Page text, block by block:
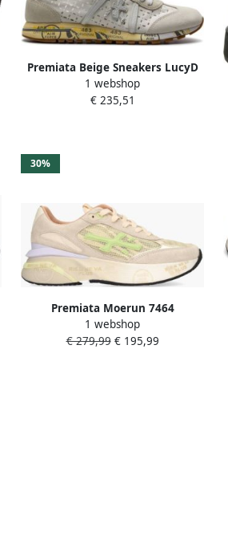
Premiata Beige Sneakers LucyD
6225
1 webshop
€ 235,51
30%
Premiata Moerun 7464
1 webshop
€ 279,99€ 195,99